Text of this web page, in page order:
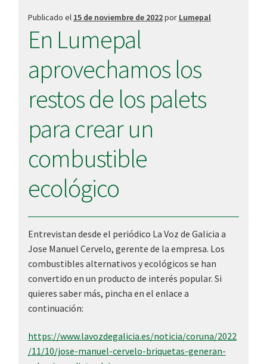
briquetas
madera
un
calor
sostenible!
Publicado el 15 de noviembre de 2022por Lumepal
En Lumepal
aprovechamos los
restos de los palets
para crear un
combustible
ecológico
Entrevistan desde el periódico La Voz de Galicia a
Jose Manuel Cervelo, gerente de la empresa. Los
combustibles alternativos y ecológicos se han
convertido en un producto de interés popular. Si
quieres saber más, pincha en el enlace a
continuación:
https://www.lavozdegalicia.es/noticia/coruna/2022
/11/10/jose-manuel-cervelo-briquetas-generan-